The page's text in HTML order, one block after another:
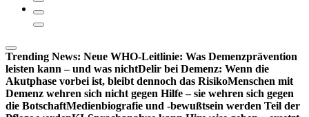
Trending News: Neue WHO-Leitlinie: Was Demenzprävention
leisten kann – und was nichtDelir bei Demenz: Wenn die
Akutphase vorbei ist, bleibt dennoch das RisikoMenschen mit
Demenz wehren sich nicht gegen Hilfe – sie wehren sich gegen
die BotschaftMedienbiografie und -bewußtsein werden Teil der